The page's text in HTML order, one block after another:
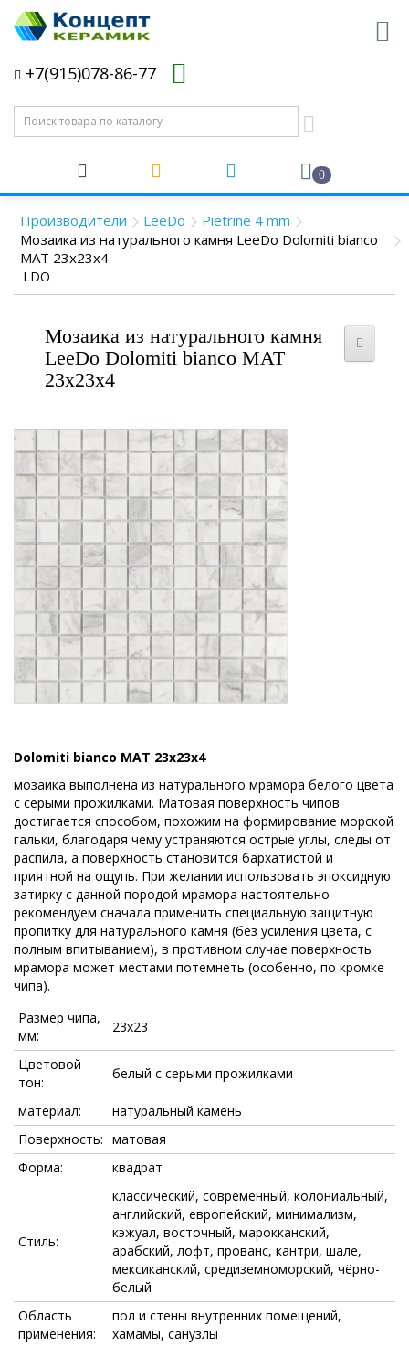
+7(915)078-86-77
0
Производители LeeDo
Pietrine 4 mm
Мозаика из натурального камня LeeDo Dolomiti bianco
MAT 23x23x4
LDO
Мозаика из натурального камня
LeeDo Dolomiti bianco MAT
23x23x4
Dolomiti bianco MAT 23x23x4
мозаика выполнена из натурального мрамора белого цвета
с серыми прожилками. Матовая поверхность чипов
достигается способом, похожим на формирование морской
гальки, благодаря чему устраняются острые углы, следы от
распила, а поверхность становится бархатистой и
приятной на ощупь. При желании использовать эпоксидную
затирку с данной породой мрамора настоятельно
рекомендуем сначала применить специальную защитную
пропитку для натурального камня (без усиления цвета, с
полным впитыванием), в противном случае поверхность
мрамора может местами потемнеть (особенно, по кромке
чипа).
Размер чипа,
мм:
23x23
Цветовой
тон:
белый с серыми прожилками
материал:
натуральный камень
Поверхность: матовая
Форма:
квадрат
Стиль:
классический, современный, колониальный,
английский, европейский, минимализм,
кэжуал, восточный, марокканский,
арабский, лофт, прованс, кантри, шале,
мексиканский, средиземноморский, чёрно-
белый
Область
применения:
пол и стены внутренних помещений,
хамамы, санузлы